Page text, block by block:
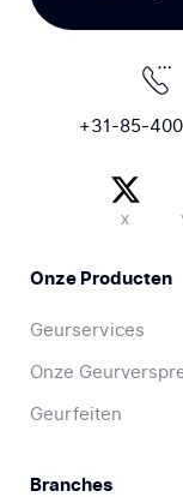
+31-85-
X
Onze Producten
Geurservices
Onze
Geurfeiten
Branches